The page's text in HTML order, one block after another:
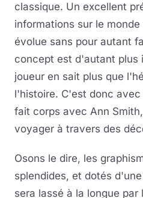
classique. Un excellent
informations sur le
évolue sans pour autant
concept est d'autant plus
joueur en sait plus que
l'histoire. C'est donc
fait corps avec Ann
voyager à travers des
Osons le dire, les
splendides, et dotés
sera lassé à la longue